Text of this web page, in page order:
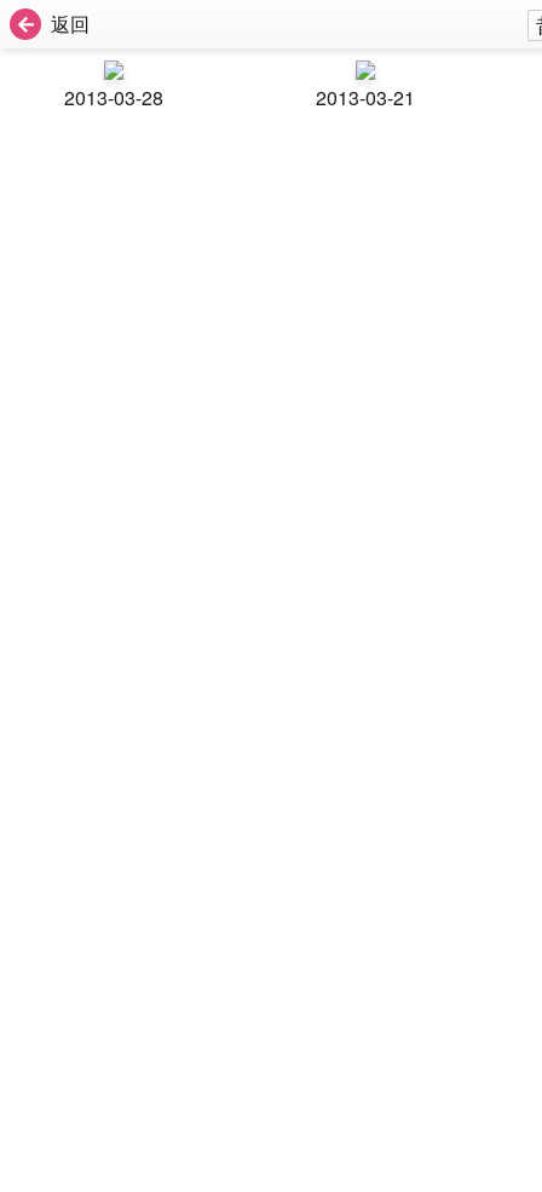
返回
2013-03-28 2013-03-21